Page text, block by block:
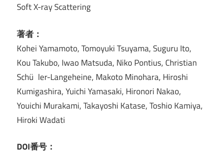
Soft X-ray Scattering
著者：
Kohei Yamamoto, Tomoyuki Tsuyama, Suguru Ito,
Kou Takubo, Iwao Matsuda, Niko Pontius, Christian
Schü ler-Langeheine, Makoto Minohara, Hiroshi
Kumigashira, Yuichi Yamasaki, Hironori Nakao,
Youichi Murakami, Takayoshi Katase, Toshio Kamiya,
Hiroki Wadati
DOI番号：